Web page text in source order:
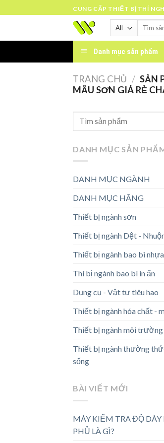
to
CUNG CẤP THIẾT BỊ THÍ
Tìm
Danh mục sản phẩm
TRANG CHỦ / SẢN
MẪU SƠN GIÁ RẺ
DANH MỤC SẢN
DANH MỤC NGÀNH
DANH MỤC HÃNG
Thiết bị ngành sơn
Thiết bị ngành Dệt -
Thiết bị ngành bao bì nhựa
Thí bị ngành bao bì in ấn
Dụng cụ - Vật tư tiêu hao
Thiết bị ngành hóa chất -
Thiết bị ngành môi trường
Thiết bị ngành thường
sống
BÀI VIẾT MỚI
MÁY KIỂM TRA ĐỘ DÀY
PHỦ LÀ GÌ?